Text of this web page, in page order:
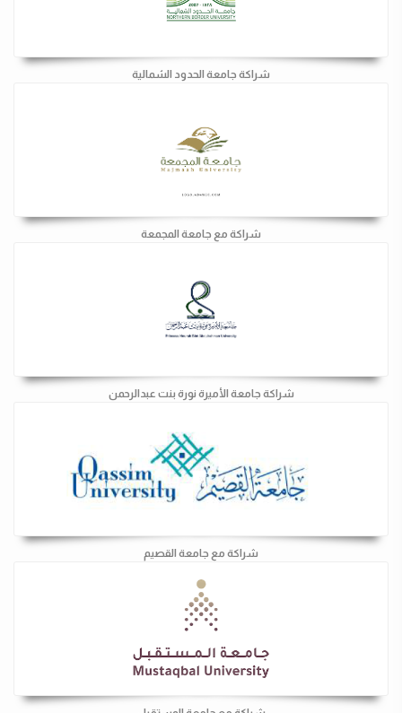
شراكة جامعة الحدود الشمالية
شراكة مع جامعة المجمعة
شراكة جامعة الأميرة نورة بنت عبدالرحمن
شراكة مع جامعة القصيم